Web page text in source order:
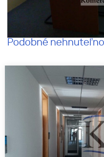
Podobné